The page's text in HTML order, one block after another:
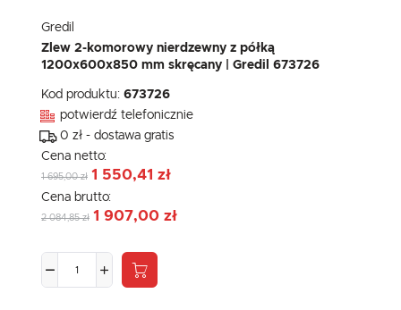
Gredil
Zlew 2-komorowy nierdzewny z półką
1200x600x850 mm skręcany | Gredil 673726
Kod produktu: 673726
potwierdź telefonicznie
0 zł - dostawa gratis
Cena netto:
1 695,00 zł 1 550,41 zł
Cena brutto:
2 084,85 zł 1 907,00 zł